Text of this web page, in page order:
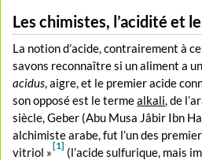
Les chimistes, l’acidité et
La notion d’acide, contrairement à
savons reconnaître si un aliment a
acidus, aigre, et le premier acide
son opposé est le termealkali, de
siècle, Geber (Abu Musa Jâbir Ibn
alchimiste arabe, fut l’un des
vitriol »[1] (l’acide sulfurique, mais